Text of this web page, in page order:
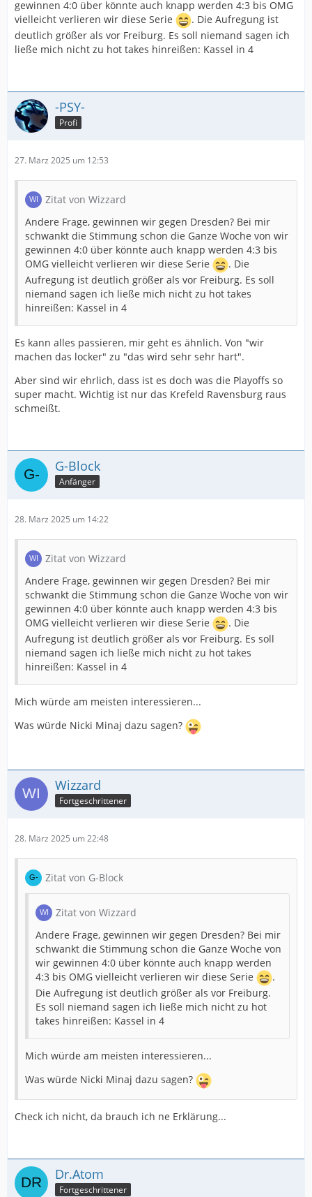
gewinnen 4:0 über könnte auch knapp werden 4:3 bis OMG
vielleicht verlieren wir diese Serie
. Die Aufregung ist
deutlich größer als vor Freiburg. Es soll niemand sagen ich
ließe mich nicht zu hot takes hinreißen: Kassel in 4
-PSY-
Profi
27. März 2025 um 12:53
Zitat von Wizzard
Andere Frage, gewinnen wir gegen Dresden? Bei mir
schwankt die Stimmung schon die Ganze Woche von wir
gewinnen 4:0 über könnte auch knapp werden 4:3 bis
OMG vielleicht verlieren wir diese Serie
. Die
Aufregung ist deutlich größer als vor Freiburg. Es soll
niemand sagen ich ließe mich nicht zu hot takes
hinreißen: Kassel in 4
Es kann alles passieren, mir geht es ähnlich. Von "wir
machen das locker" zu "das wird sehr sehr hart".
Aber sind wir ehrlich, dass ist es doch was die Playoffs so
super macht. Wichtig ist nur das Krefeld Ravensburg raus
schmeißt.
G-Block
Anfänger
28. März 2025 um 14:22
Zitat von Wizzard
Andere Frage, gewinnen wir gegen Dresden? Bei mir
schwankt die Stimmung schon die Ganze Woche von wir
gewinnen 4:0 über könnte auch knapp werden 4:3 bis
OMG vielleicht verlieren wir diese Serie
. Die
Aufregung ist deutlich größer als vor Freiburg. Es soll
niemand sagen ich ließe mich nicht zu hot takes
hinreißen: Kassel in 4
Mich würde am meisten interessieren...
Was würde Nicki Minaj dazu sagen?
Wizzard
Fortgeschrittener
28. März 2025 um 22:48
Zitat von G-Block
Zitat von Wizzard
Andere Frage, gewinnen wir gegen Dresden? Bei mir
schwankt die Stimmung schon die Ganze Woche von
wir gewinnen 4:0 über könnte auch knapp werden
4:3 bis OMG vielleicht verlieren wir diese Serie
.
Die Aufregung ist deutlich größer als vor Freiburg.
Es soll niemand sagen ich ließe mich nicht zu hot
takes hinreißen: Kassel in 4
Mich würde am meisten interessieren...
Was würde Nicki Minaj dazu sagen?
Check ich nicht, da brauch ich ne Erklärung...
Dr.Atom
Fortgeschrittener